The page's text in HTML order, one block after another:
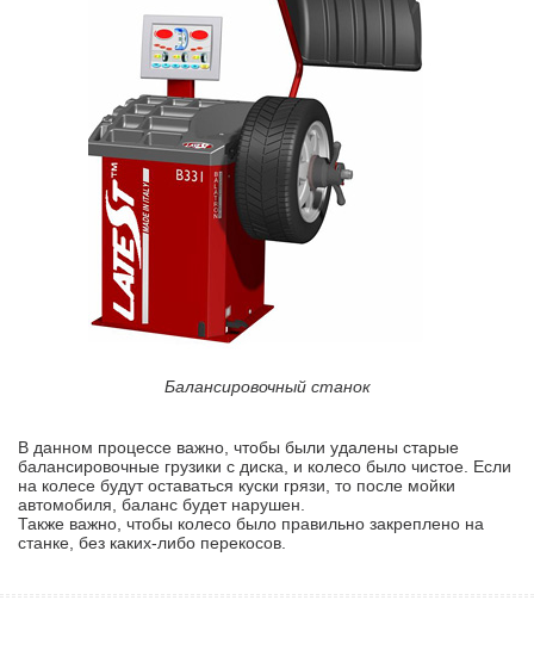
Балансировочный станок
В данном процессе важно, чтобы были удалены старые
балансировочные грузики с диска, и колесо было чистое. Если
на колесе будут оставаться куски грязи, то после мойки
автомобиля, баланс будет нарушен.
Также важно, чтобы колесо было правильно закреплено на
станке, без каких-либо перекосов.